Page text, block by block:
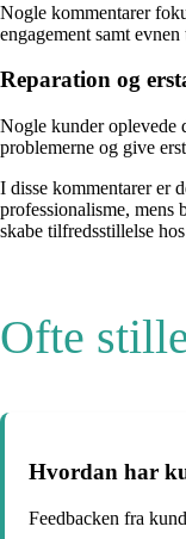
Nogle kommentarer
engagement samt
Reparation og
Nogle kunder oplevede
problemerne og give
I disse kommentarer er
professionalisme, mens
skabe tilfredsstillelse
Ofte
Hvordan har
Feedbacken fra